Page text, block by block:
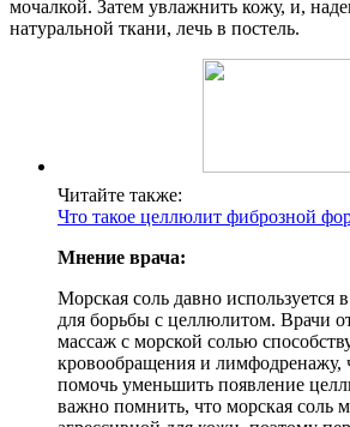
мочалкой. Затем увлажнить кожу, и,
натуральной ткани, лечь в постель.
Читайте также:
Что такое целлюлит фиброзной
Мнение врача:
Морская соль давно используется
для борьбы с целлюлитом. Врачи
массаж с морской солью
кровообращения и лимфодренажу,
помочь уменьшить появление
важно помнить, что морская соль